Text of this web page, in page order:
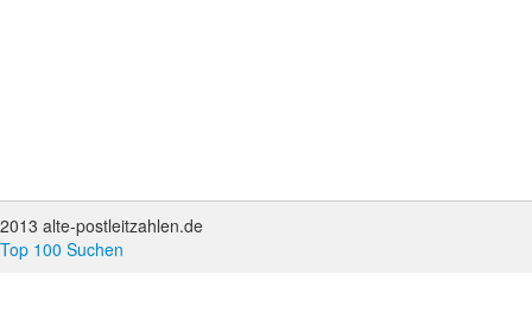
2013 alte-postleitzahlen.de
Top 100 Suchen